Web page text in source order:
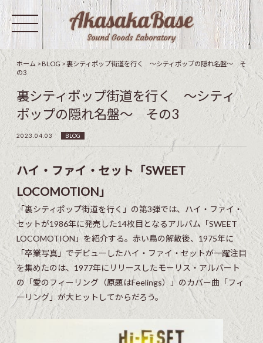
ホーム >BLOG >裏シティポップ街道を行く 〜シティポップの隠れ名盤〜 そ
の3
裏シティポップ街道を行く 〜シティ
ポップの隠れ名盤〜 その3
2023.04.03 BLOG
ハイ・ファイ・セット「SWEET
LOCOMOTION」
「裏シティポップ街道を行く」の第3弾では、ハイ・ファイ・
セットが1986年に発売した14枚目となるアルバム「SWEET
LOCOMOTION」を紹介する。赤い鳥の解散後、1975年に
「卒業写真」でデビューしたハイ・ファイ・セットが一躍注目
を集めたのは、1977年にリリースしたモーリス・アルバート
の「愛のフィーリング（原題はFeelings）」のカバー曲「フィ
ーリング」が大ヒットしてからだろう。